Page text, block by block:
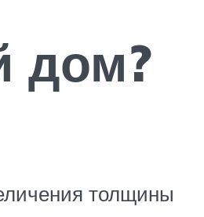
дом?
толщины